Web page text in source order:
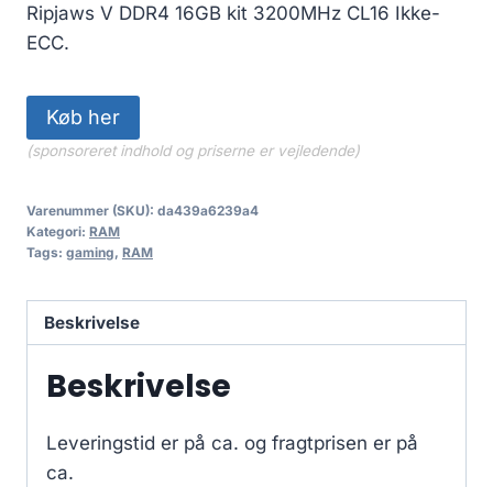
Ripjaws V DDR4 16GB kit 3200MHz CL16 Ikke-
ECC.
Køb her
(sponsoreret indhold og priserne er vejledende)
Varenummer (SKU): da439a6239a4
Kategori: RAM
Tags: gaming, RAM
Beskrivelse
Beskrivelse
Leveringstid er på ca. og fragtprisen er på
ca.